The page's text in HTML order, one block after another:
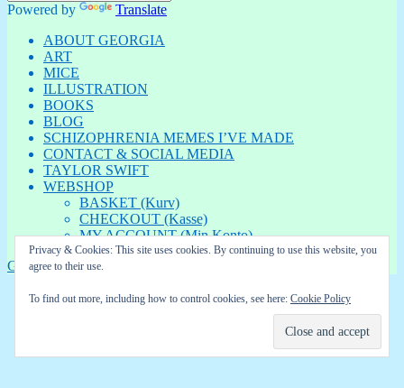
Powered by
Translate
ABOUT GEORGIA
ART
MICE
ILLUSTRATION
BOOKS
BLOG
SCHIZOPHRENIA MEMES I’VE MADE
CONTACT & SOCIAL MEDIA
TAYLOR SWIFT
WEBSHOP
BASKET (Kurv)
CHECKOUT (Kasse)
MY ACCOUNT (Min Konto)
GEORGIA Privatlivspolitik
Privacy & Cookies: This site uses cookies. By continuing to use this website, you
agree to their use.
To find out more, including how to control cookies, see here: Cookie Policy